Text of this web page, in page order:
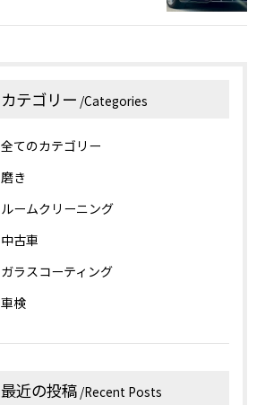
カテゴリー Categories
全てのカテゴリー
磨き
ルームクリーニング
中古車
ガラスコーティング
車検
最近の投稿 Recent Posts